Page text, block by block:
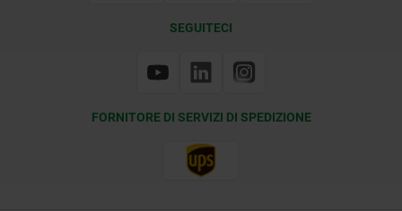
SEGUITECI
FORNITORE DI SERVIZI DI SPEDIZIONE